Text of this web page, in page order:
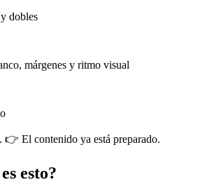
dobles
márgenes y ritmo visual
El contenido ya está preparado.
esto?